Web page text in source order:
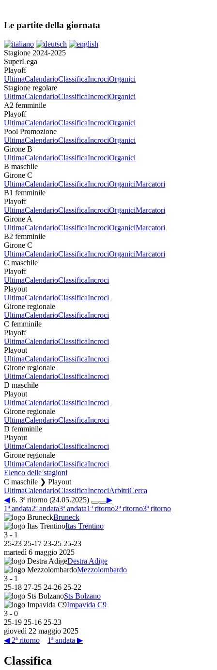
Le partite della giornata
Stagione 2024-2025
SuperLega
Playoff
UltimaCalendarioClassificaIncrociOrganici
Stagione regolare
UltimaCalendarioClassificaIncrociOrganici
A2 femminile
Playoff
UltimaCalendarioClassificaIncrociOrganici
Pool Promozione
UltimaCalendarioClassificaIncrociOrganici
Girone B
UltimaCalendarioClassificaIncrociOrganici
B maschile
Girone C
UltimaCalendarioClassificaIncrociOrganiciMarcatori
B1 femminile
Playoff
UltimaCalendarioClassificaIncrociOrganiciMarcatori
Girone A
UltimaCalendarioClassificaIncrociOrganiciMarcatori
B2 femminile
Girone C
UltimaCalendarioClassificaIncrociOrganiciMarcatori
C maschile
Playoff
UltimaCalendarioClassificaIncroci
Playout
UltimaCalendarioClassificaIncroci
Girone regionale
UltimaCalendarioClassificaIncroci
C femminile
Playoff
UltimaCalendarioClassificaIncroci
Playout
UltimaCalendarioClassificaIncroci
Girone regionale
UltimaCalendarioClassificaIncroci
D maschile
Playout
UltimaCalendarioClassificaIncroci
Girone regionale
UltimaCalendarioClassificaIncroci
D femminile
Playout
UltimaCalendarioClassificaIncroci
Girone regionale
UltimaCalendarioClassificaIncroci
Elenco delle stagioni
C maschile ❯ Playout
UltimaCalendarioClassificaIncrociArbitriCerca
◀6. 3ª ritorno (24.05.2025)
▶
1ª andata2ª andata3ª andata1ª ritorno2ª ritorno3ª ritorno
Bruneck
Itas Trentino
3 - 1
25-23 25-17 23-25 25-23
martedì 6 maggio 2025
Destra Adige
Mezzolombardo
3 - 1
25-18 27-25 24-26 25-22
Sts Bolzano
Impavida C9
3 - 0
25-19 25-16 25-23
giovedì 22 maggio 2025
◀ 2ª ritorno
1ª andata ▶
Classifica